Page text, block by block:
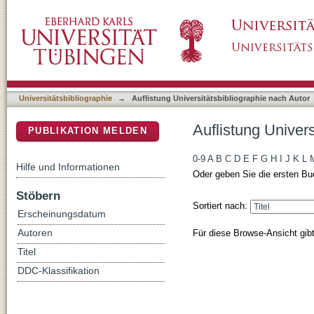
Universitätsbibliographie → Auflistung Universitätsbibliographie nach Autor
Auflistung
0-9 A B C D E F G H J K L
Oder geben Sie die ersten
Sortiert nach:
Für diese Browse-Ansicht
PUBLIKATION MELDEN
Hilfe und Informationen
Stöbern
Erscheinungsdatum
Autoren
Titel
DDC-Klassifikation